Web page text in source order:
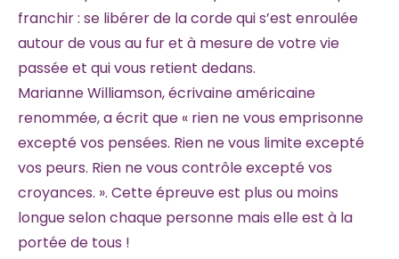
franchir : se libérer de la corde qui s’est enroulée
autour de vous au fur et à mesure de votre vie
passée et qui vous retient dedans.
Marianne Williamson, écrivaine américaine
renommée, a écrit que « rien ne vous emprisonne
excepté vos pensées. Rien ne vous limite excepté
vos peurs. Rien ne vous contrôle excepté vos
croyances. ». Cette épreuve est plus ou moins
longue selon chaque personne mais elle est à la
portée de tous !